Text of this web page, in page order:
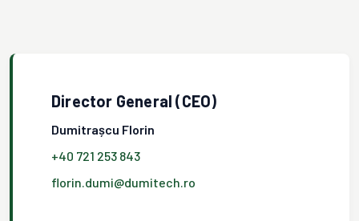
Director General (CEO)
Dumitrașcu Florin
+40 721 253 843
florin.dumi@dumitech.ro